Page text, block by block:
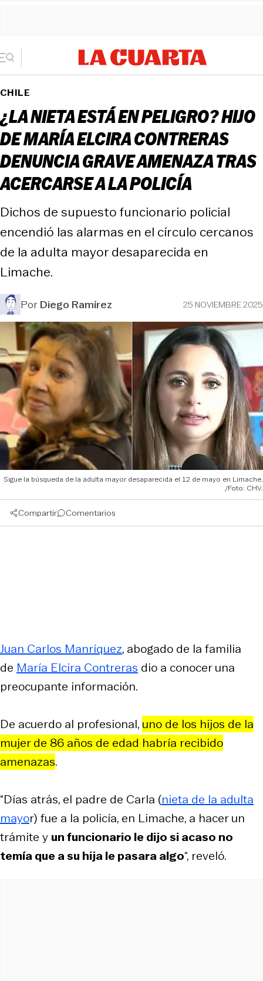
CHILE
¿LA NIETA ESTÁ EN PELIGRO? HIJO
DE MARÍA ELCIRA CONTRERAS
DENUNCIA GRAVE AMENAZA TRAS
ACERCARSE A LA POLICÍA
Dichos de supuesto funcionario policial
encendió las alarmas en el círculo cercanos
de la adulta mayor desaparecida en
Limache.
PorDiego Ramírez 25 NOVIEMBRE 2025
Sigue la búsqueda de la adulta mayor desaparecida el 12 de mayo en Limache.
/Foto: CHV.
Compartir Comentarios
Juan Carlos Manríquez, abogado de la familia
de María Elcira Contreras dio a conocer una
preocupante información.
De acuerdo al profesional, uno de los hijos de la
mujer de 86 años de edad habría recibido
amenazas.
“Días atrás, el padre de Carla (nieta de la adulta
mayor) fue a la policía, en Limache, a hacer un
trámite y un funcionario le dijo si acaso no
temía que a su hija le pasara algo“, reveló.